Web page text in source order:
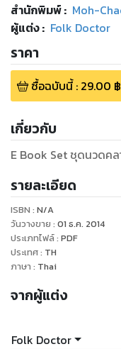
สำนักพิมพ์: Moh-
ผู้แต่ง : Folk Doctor
ราคา
ซื้อฉบับนี้: 29.00 ฿
เกี่ยวกับ
E Book Set ชุดนวดคล
รายละเอียด
ISBN : N/A
วันวางขาย : 01 ธ.ค. 2014
ประเภทไฟล์: PDF
ประเทศ: TH
ภาษา : Thai
จากผู้แต่ง
Folk Doctor